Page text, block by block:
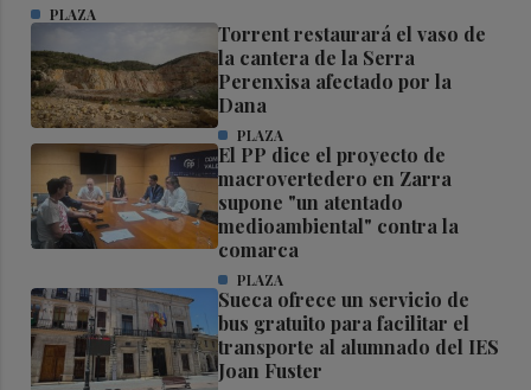
PLAZA
Torrent restaurará el vaso de
la cantera de la Serra
Perenxisa afectado por la
Dana
PLAZA
El PP dice el proyecto de
macrovertedero en Zarra
supone "un atentado
medioambiental" contra la
comarca
PLAZA
Sueca ofrece un servicio de
bus gratuito para facilitar el
transporte al alumnado del IES
Joan Fuster